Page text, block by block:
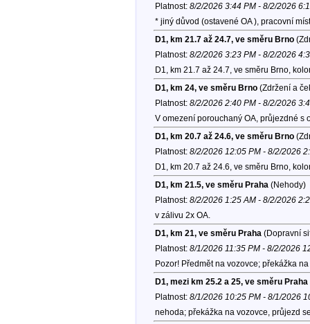
Platnost: 8/2/2026 3:44 PM - 8/2/2026
* jiný důvod (ostavené OA ), pracovní
D1, km 21.7 až 24.7, ve směru Brno
Platnost: 8/2/2026 3:23 PM - 8/2/2026
D1, km 21.7 až 24.7, ve směru Brno,
D1, km 24, ve směru Brno(Zdržení a
Platnost: 8/2/2026 2:40 PM - 8/2/2026
V omezení porouchaný OA, průjezdné s
D1, km 20.7 až 24.6, ve směru Brno
Platnost: 8/2/2026 12:05 PM - 8/2/2026
D1, km 20.7 až 24.6, ve směru Brno,
D1, km 21.5, ve směru Praha (Nehody)
Platnost: 8/2/2026 1:25 AM - 8/2/2026
v zálivu 2x OA.
D1, km 21, ve směru Praha (Dopravní
Platnost: 8/1/2026 11:35 PM - 8/2/2026
Pozor! Předmět na vozovce; překážka
D1, mezi km 25.2 a 25, ve směru Praha
Platnost: 8/1/2026 10:25 PM - 8/1/2026
nehoda; překážka na vozovce, průjezd